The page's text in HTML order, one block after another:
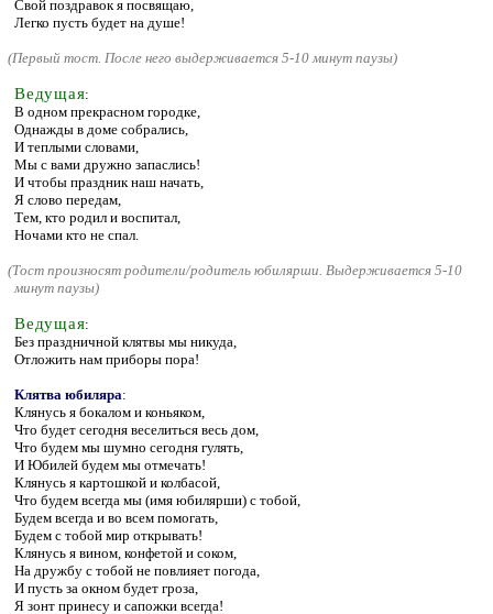
Свой поздравок я посвящаю,
Легко пусть будет на душе!
(Первый тост. После него выдерживается 5-10 минут паузы)
Ведущая:
В одном прекрасном городке,
Однажды в доме собрались,
И теплыми словами,
Мы с вами дружно запаслись!
И чтобы праздник наш начать,
Я слово передам,
Тем, кто родил и воспитал,
Ночами кто не спал.
(Тост произносят родители/родитель юбилярши. Выдерживается 5-10
минут паузы)
Ведущая:
Без праздничной клятвы мы никуда,
Отложить нам приборы пора!
Клятва юбиляра:
Клянусь я бокалом и коньяком,
Что будет сегодня веселиться весь дом,
Что будем мы шумно сегодня гулять,
И Юбилей будем мы отмечать!
Клянусь я картошкой и колбасой,
Что будем всегда мы (имя юбилярши) с тобой,
Будем всегда и во всем помогать,
Будем с тобой мир открывать!
Клянусь я вином, конфетой и соком,
На дружбу с тобой не повлияет погода,
И пусть за окном будет гроза,
Я зонт принесу и сапожки всегда!